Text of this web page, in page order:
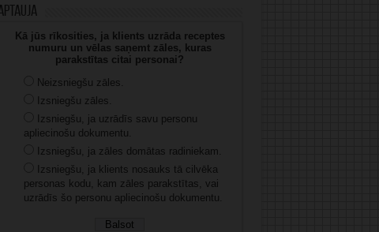
Kā jūs rīkosities, ja klients uzrāda receptes
numuru un vēlas saņemt zāles, kuras
parakstītas citai personai?
Neizsniegšu zāles.
Izsniegšu zāles.
Izsniegšu, ja uzrādīs savu personu
apliecinošu dokumentu.
Izsniegšu, ja zāles domātas radiniekam.
Izsniegšu, ja klients nosauks tā cilvēka
personas kodu, kam zāles parakstītas, vai
uzrādīs šo personu apliecinošu dokumentu.